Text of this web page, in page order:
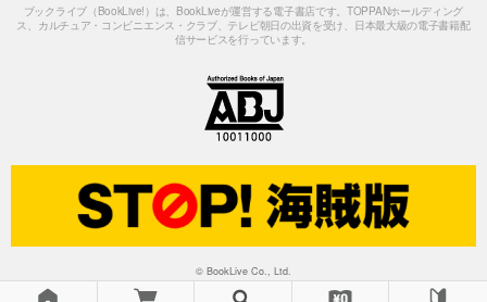
ブックライブ（BookLive!）は、BookLiveが運営する電子書店です。TOPPANホールディング
ス、カルチュア・コンビニエンス・クラブ、テレビ朝日の出資を受け、日本最大級の電子書籍配
信サービスを行っています。
© BookLive Co., Ltd.